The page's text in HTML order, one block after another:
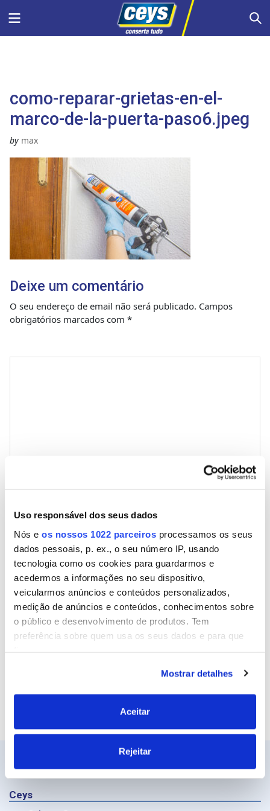
Uso responsável dos seus dados
Nós e os nossos 1022 parceiros processamos os seus
dados pessoais, p. ex., o seu número IP, usando
tecnologia como os cookies para guardarmos e
acedermos a informações no seu dispositivo,
veicularmos anúncios e conteúdos personalizados,
medição de anúncios e conteúdos, conhecimentos sobre
o público e desenvolvimento de produtos. Tem
preferência sobre quem usa os seus dados e para que
Se permitir, gostaríamos também de:
Recolher informações sobre a sua localização
geográfica as quais podem ter uma precisão de
ativa as características específicas (impressão
digital)
processados e defina as suas preferências nasecção de
Mostrar detalhes
Aceitar
Rejeitar
Menu
como-reparar-grietas-en-el-
marco-de-la-puerta-paso6.jpeg
by max
Deixe um comentário
O seu endereço de email não será publicado. Campos
obrigatórios marcados com *
Email
Site
Ceys